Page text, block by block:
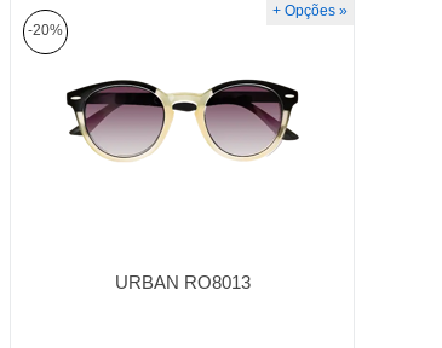
URBAN RO8013
-20%
+ Opções »